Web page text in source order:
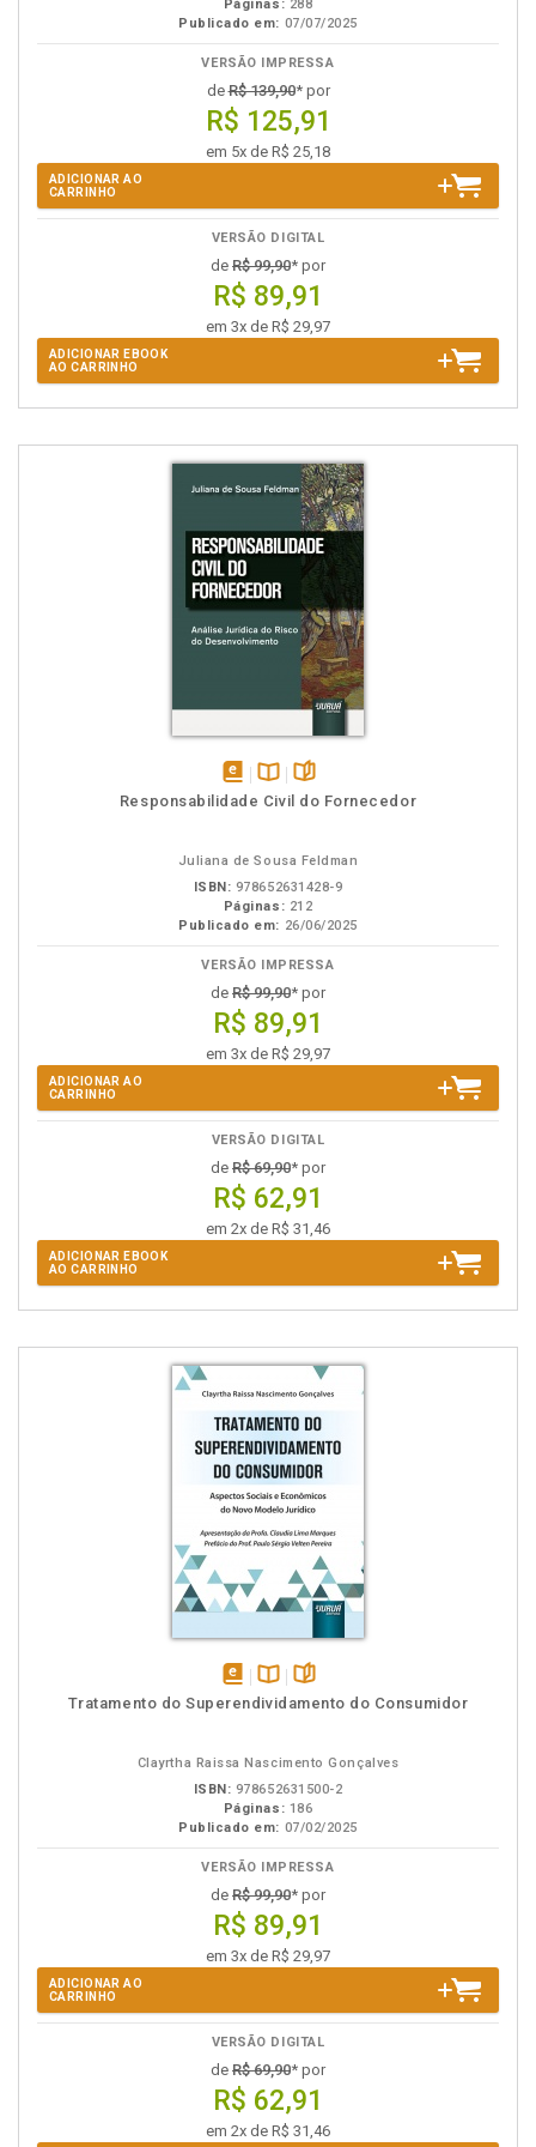
Páginas: 288
Publicado em: 07/07/2025
VERSÃO IMPRESSA
deR$ 139,90* por
R$ 125,91
em 5x de R$ 25,18
ADICIONAR AO
CARRINHO
VERSÃO DIGITAL
de R$ 99,90* por
R$ 89,91
em 3x de R$ 29,97
ADICIONAR EBOOK
AO CARRINHO
disponívelDisponível
páginas
Responsabilidade Civil do Fornecedor
Juliana de Sousa Feldman
ISBN: 978652631428-9
Páginas: 212
Publicado em: 26/06/2025
VERSÃO IMPRESSA
de R$ 99,90* por
R$ 89,91
em 3x de R$ 29,97
ADICIONAR AO
CARRINHO
VERSÃO DIGITAL
de R$ 69,90* por
R$ 62,91
em 2x de R$ 31,46
ADICIONAR EBOOK
AO CARRINHO
disponívelDisponível
páginas
Tratamento do Superendividamento do Consumidor
Clayrtha Raissa Nascimento Gonçalves
ISBN: 978652631500-2
Páginas: 186
Publicado em: 07/02/2025
VERSÃO IMPRESSA
de R$ 99,90* por
R$ 89,91
em 3x de R$ 29,97
ADICIONAR AO
CARRINHO
VERSÃO DIGITAL
de R$ 69,90* por
R$ 62,91
em 2x de R$ 31,46